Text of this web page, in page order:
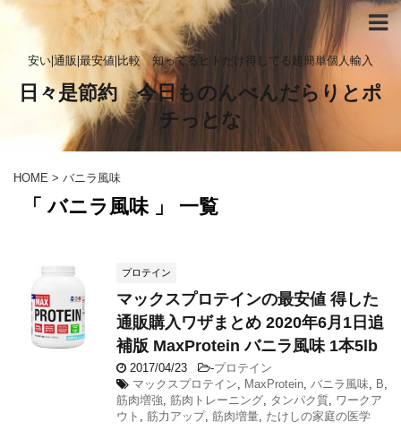
安い|通販|最安値|比較 知ってるヒトだけ得してる超簡単個人輸入
日々是節約 今日ものんべんだらりとポ
チっとな
HOME > バニラ風味
「 バニラ風味 」 一覧
プロテイン
マックスプロテインの最安値 得した
通販購入ワザまとめ 2020年6月1日追
補版 MaxProtein バニラ風味 1本5lb
2017/04/23 -プロテイン
マックスプロテイン, MaxProtein, バニラ風味, B,
筋肉増強, 筋肉トレーニング, タンパク質, ワークア
ウト , 筋力アップ, 筋肉増量, たけしの家庭の医学